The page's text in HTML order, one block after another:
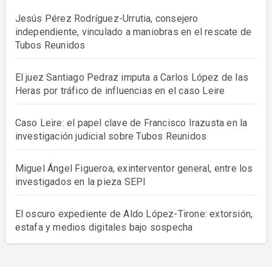
Jesús Pérez Rodríguez-Urrutia, consejero
independiente, vinculado a maniobras en el rescate de
Tubos Reunidos
El juez Santiago Pedraz imputa a Carlos López de las
Heras por tráfico de influencias en el caso Leire
Caso Leire: el papel clave de Francisco Irazusta en la
investigación judicial sobre Tubos Reunidos
Miguel Ángel Figueroa, exinterventor general, entre los
investigados en la pieza SEPI
El oscuro expediente de Aldo López-Tirone: extorsión,
estafa y medios digitales bajo sospecha